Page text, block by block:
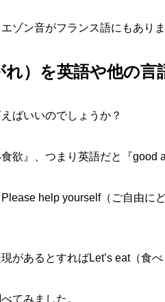
ゾン音がフランス語にもありま
）を英語や他の言
ばいいのでしょうか？
欲』、つまり英語だと『good
help yourself（ご自由に
があるとすればLet’s eat（食
てみました。